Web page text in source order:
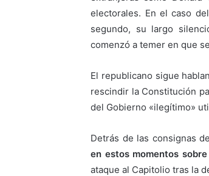
electorales. En el caso
segundo, su largo
comenzó a temer en que
El republicano sigue
rescindir la Constitución
del Gobierno «ilegítimo»
Detrás de las consignas
en estos momentos
ataque al Capitolio tras la